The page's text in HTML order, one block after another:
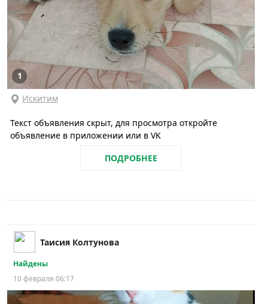
1
Искитим
Текст объявления скрыт, для просмотра откройте
объявление в приложении или в VK
ПОДРОБНЕЕ
Таисия Колтунова
Найдены
10 февраля 06:17